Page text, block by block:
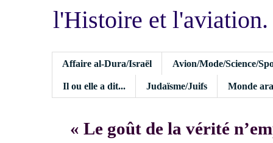
l'Histoire et l'aviation.
Affaire al-Dura/Israël Avion/Mode/Science/
Il ou elle a dit... Judaïsme/Juifs Monde
« Le goût de la vérité